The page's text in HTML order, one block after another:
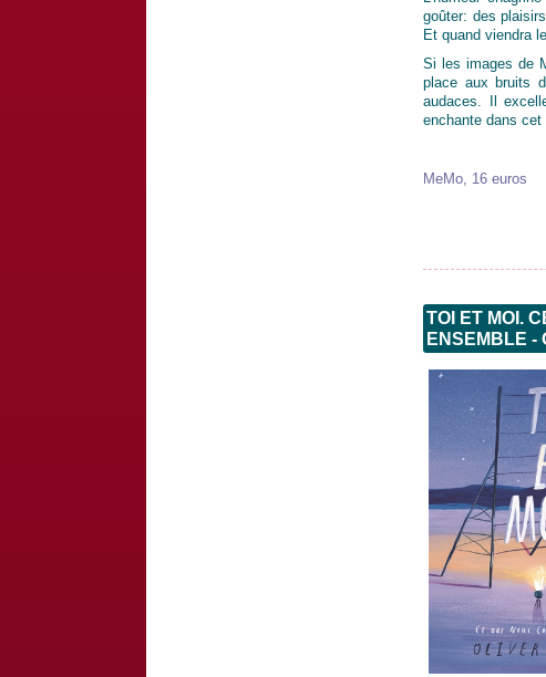
goûter: des
Et quand viendra
Si les images de
place aux bruits
audaces. Il
enchante dans cet
MeMo, 16 euros
TOI ET MOI.
ENSEMBLE -